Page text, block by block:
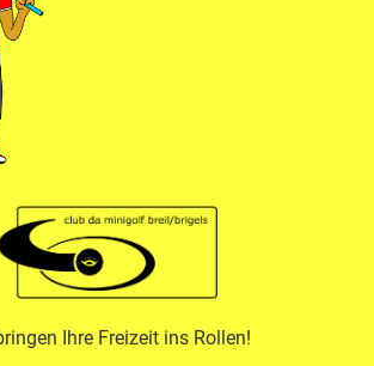
Ihre Freizeit ins Rollen!